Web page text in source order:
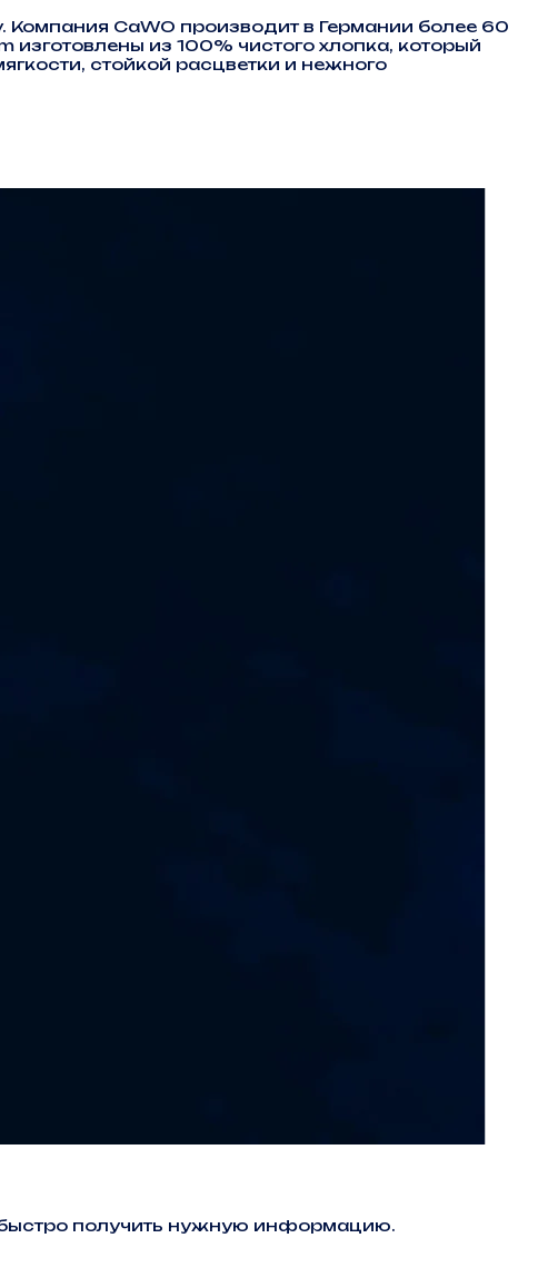
CaWO производит в Германии более 60
из 100% чистого хлопка, который
стойкой расцветки и нежного
быстро получить нужную информацию.